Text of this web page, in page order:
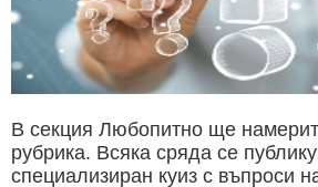
В секция Любопитно ще
рубрика. Всяка сряда се
специализиран куиз с въпроси